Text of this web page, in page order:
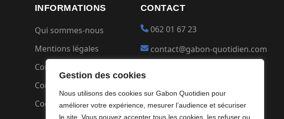
Gestion des cookies
Nous utilisons des cookies sur Gabon Quotidien pour
améliorer votre expérience, mesurer l’audience et sécuriser
le site. Vous pouvez accepter tous les cookies, les refuser ou
INFORMATIONS
Qui sommes-nous
Mentions légales
Conditions générales
Confidentialité
Cookies
CONTACT
062 01 67 23
contact@gabon-quotidien.com
Devenir partenaire